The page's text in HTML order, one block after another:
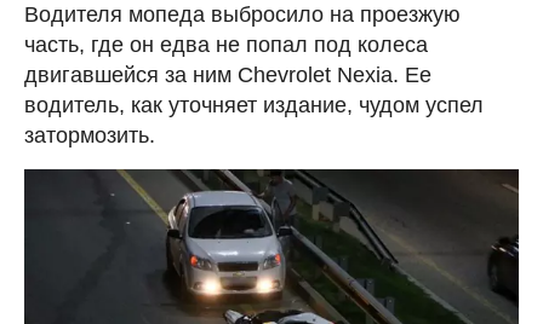
Водителя мопеда выбросило на проезжую
часть, где он едва не попал под колеса
двигавшейся за ним Chevrolet Nexia. Ее
водитель, как уточняет издание, чудом успел
затормозить.